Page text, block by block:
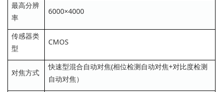
最高分辨
率
6000×4000
传感器类
型
CMOS
对焦方式
快速型混合自动对焦(相位检测自动对焦+对比度检测
自动对焦）